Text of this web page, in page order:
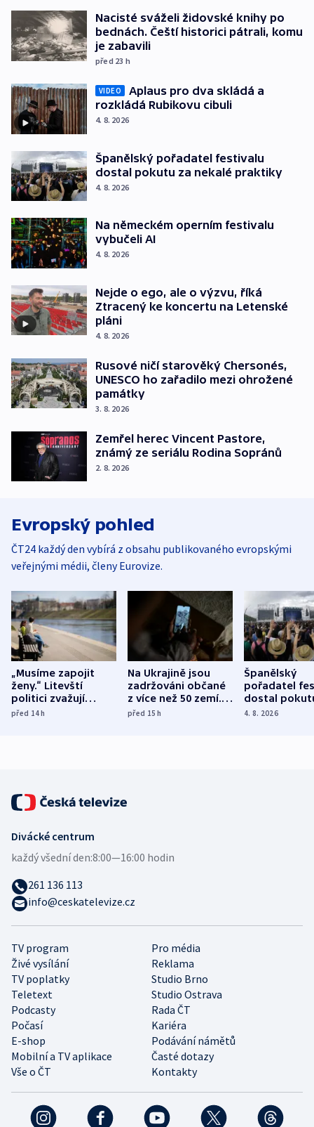
Nacisté sváželi židovské knihy po
bednách. Čeští historici pátrali, komu
je zabavili
před 23 h
VIDEO
Aplaus pro dva skládá a
rozkládá Rubikovu cibuli
4. 8. 2026
Španělský pořadatel festivalu
dostal pokutu za nekalé praktiky
4. 8. 2026
Na německém operním festivalu
vybučeli AI
4. 8. 2026
Nejde o ego, ale o výzvu, říká
Ztracený ke koncertu na Letenské
pláni
4. 8. 2026
Rusové ničí starověký Chersonés,
UNESCO ho zařadilo mezi ohrožené
památky
3. 8. 2026
Zemřel herec Vincent Pastore,
známý ze seriálu Rodina Sopránů
2. 8. 2026
Evropský pohled
ČT24 každý den vybírá z obsahu publikovaného evropskými
veřejnými médii, členy Eurovize.
„Musíme zapojit
ženy.“ Litevští
politici zvažují
dohodu o
před 14h
Na Ukrajině jsou
zadržováni občané
z více než 50 zemí.
Bojovali na straně
před 15h
Španělský
pořadatel
dostal
nekalé
4. 8. 2026
TV program
Pro média
Živé vysílání
Reklama
TV poplatky
Studio Brno
Teletext
Studio Ostrava
Podcasty
Rada ČT
Počasí
Kariéra
E-shop
Podávání námětů
Mobilní a TV aplikace
Časté dotazy
Vše o ČT
Kontakty
Divácké centrum
každý všední den:8:00—16:00 hodin
261 136 113
info@ceskatelevize.cz